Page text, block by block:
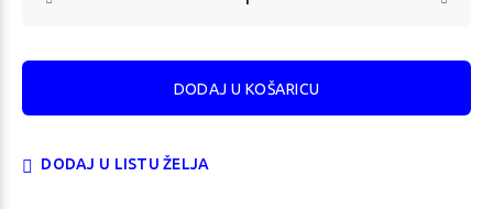
DODAJ U LISTU ŽELJA